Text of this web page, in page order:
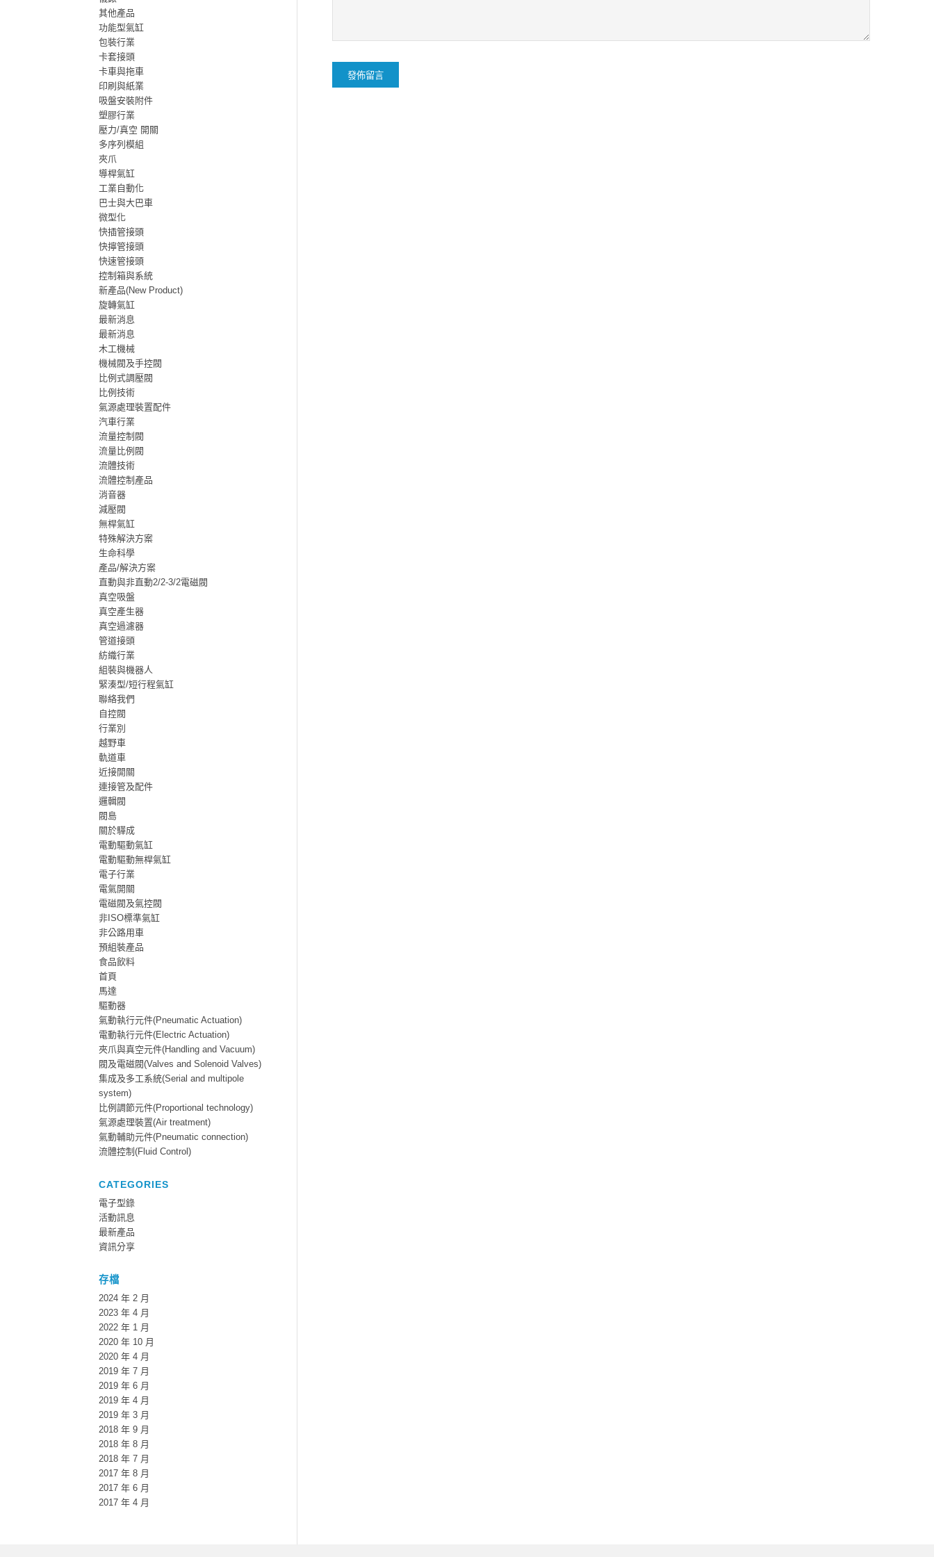
其他產品
功能型氣缸
包裝行業
卡套接頭
卡車與拖車
印刷與紙業
吸盤安裝附件
塑膠行業
壓力/真空 開關
多序列模組
夾爪
導桿氣缸
工業自動化
巴士與大巴車
微型化
快插管接頭
快擰管接頭
快速管接頭
控制箱與系統
新產品(New Product)
旋轉氣缸
最新消息
最新消息
木工機械
機械閥及手控閥
比例式調壓閥
比例技術
氣源處理裝置配件
汽車行業
流量控制閥
流量比例閥
流體技術
流體控制產品
消音器
減壓閥
無桿氣缸
特殊解決方案
生命科學
產品/解決方案
直動與非直動2/2-3/2電磁閥
真空吸盤
真空產生器
真空過濾器
管道接頭
紡織行業
組裝與機器人
緊湊型/短行程氣缸
聯絡我們
自控閥
行業別
越野車
軌道車
近接開關
連接管及配件
邏輯閥
閥島
關於驊成
電動驅動氣缸
電動驅動無桿氣缸
電子行業
電氣開關
電磁閥及氣控閥
非ISO標準氣缸
非公路用車
預組裝產品
食品飲料
首頁
馬達
驅動器
氣動執行元件(Pneumatic Actuation)
電動執行元件(Electric Actuation)
夾爪與真空元件(Handling and Vacuum)
閥及電磁閥(Valves and Solenoid Valves)
集成及多工系統(Serial and multipole
system)
比例調節元件(Proportional technology)
氣源處理裝置(Air treatment)
氣動輔助元件(Pneumatic connection)
流體控制(Fluid Control)
CATEGORIES
電子型錄
活動訊息
最新產品
資訊分享
存檔
2024 年 2 月
2023 年 4 月
2022 年 1 月
2020 年 10 月
2020 年 4 月
2019 年 7 月
2019 年 6 月
2019 年 4 月
2019 年 3 月
2018 年 9 月
2018 年 8 月
2018 年 7 月
2017 年 8 月
2017 年 6 月
2017 年 4 月